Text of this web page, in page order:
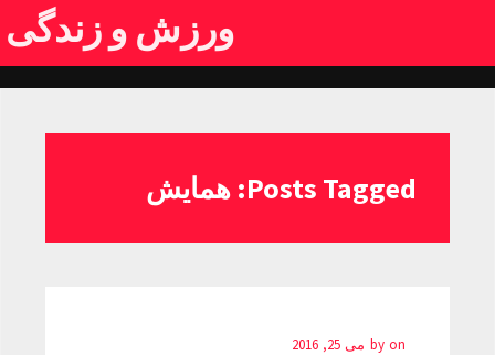
ورزش و زندگی
Posts Tagged: همایش
by on می 25, 2016